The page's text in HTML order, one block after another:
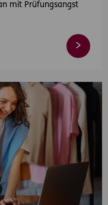
mit Prüfungsangst